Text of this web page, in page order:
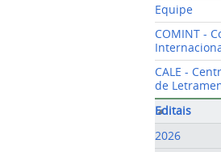
Equipe
COMINT -
CALE -
de
Editais
2026